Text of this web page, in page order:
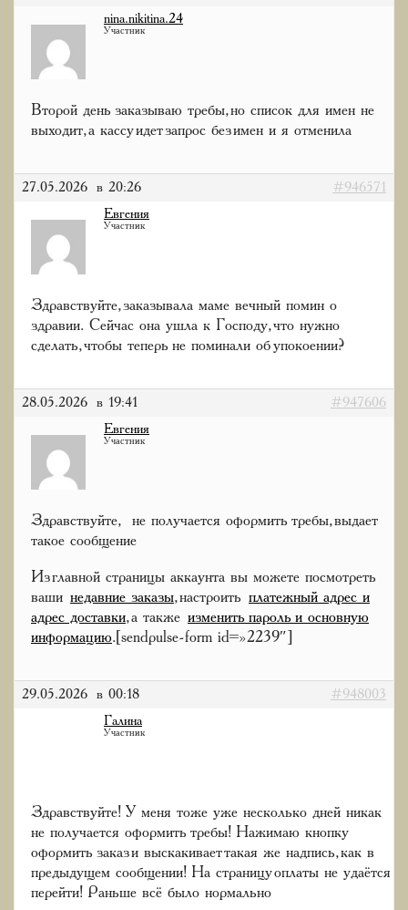
nina.nikitina.24
Участник
Второй день заказываю требы, но список для имен не
выходит, а кассу идет запрос без имен и я отменила
27.05.2026 в 20:26 #946571
Евгения
Участник
Здравствуйте, заказывала маме вечный помин о
здравии. Сейчас она ушла к Господу, что нужно
сделать, чтобы теперь не поминали об упокоении?
28.05.2026 в 19:41 #947606
Евгения
Участник
Здравствуйте, не получается оформить требы, выдает
такое сообщение
Из главной страницы аккаунта вы можете посмотреть
ваши недавние заказы, настроить платежный адрес и
адрес доставки, а также изменить пароль и основную
информацию.[sendpulse-form id=»2239″]
29.05.2026 в 00:18 #948003
Галина
Участник
Здравствуйте! У меня тоже уже несколько дней никак
не получается оформить требы! Нажимаю кнопку
оформить заказ и выскакивает такая же надпись, как в
предыдущем сообщении! На страницу оплаты не удаётся
перейти! Раньше всё было нормально